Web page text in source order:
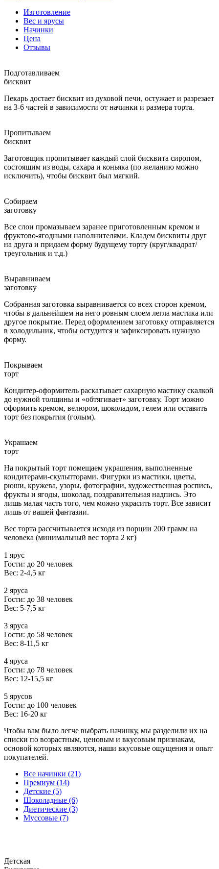
Изготовление
Вес и ярусы
Начинки
Цена
Отзывы
Подготавливаем
бисквит
Пекарь достает бисквит из духовой печи, остужает и разрезает
на 3-6 частей в зависимости от начинки и размера торта.
Пропитываем
бисквит
Заготовщик пропитывает каждый слой бисквита сиропом,
состоящим из воды, сахара и коньяка (по желанию можно
исключить), чтобы бисквит был мягкий.
Собираем
заготовку
Все слои промазываем заранее приготовленным кремом и
фруктово-ягодными наполнителями. Кладем бисквиты друг
на друга и придаем форму будущему торту (круг/квадрат/
треугольник и т.д.)
Выравниваем
заготовку
Собранная заготовка выравнивается со всех сторон кремом,
чтобы в дальнейшем на него ровным слоем легла мастика или
другое покрытие. Перед оформлением заготовку отправляется
в холодильник, чтобы остудится и зафиксировать нужную
форму.
Покрываем
торт
Кондитер-оформитель раскатывает сахарную мастику скалкой
до нужной толщины и «обтягивает» заготовку. Торт можно
оформить кремом, велюром, шоколадом, гелем или оставить
торт без покрытия (голым).
Украшаем
торт
На покрытый торт помещаем украшения, выполненные
кондитерами-скульпторами. Фигурки из мастики, цветы,
рюши, кружева, узоры, фотографии, художественная роспись,
фрукты и ягоды, шоколад, поздравительная надпись. Это
лишь малая часть того, чем можно украсить торт. Все зависит
лишь от вашей фантазии.
Вес торта рассчитывается исходя из порции 200 грамм на
человека (минимальный вес торта 2 кг)
1 ярус
Гости: до 20 человек
Вес: 2-4,5 кг
2 яруса
Гости: до 38 человек
Вес: 5-7,5 кг
3 яруса
Гости: до 58 человек
Вес: 8-11,5 кг
4 яруса
Гости: до 78 человек
Вес: 12-15,5 кг
5 ярусов
Гости: до 100 человек
Вес: 16-20 кг
Чтобы вам было легче выбрать начинку, мы разделили их на
списки по возрастным, ценовым и вкусовым признакам,
основой которых являются, наши вкусовые ощущения и опыт
покупателей.
Все начинки (21)
Премиум (14)
Детские (5)
Шоколадные (6)
Диетические (3)
Муссовые (7)
Детская